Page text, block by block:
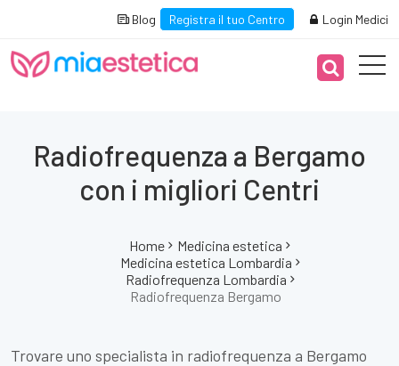
Blog Registra il tuo Centro Login Medici
Radiofrequenza a Bergamo
con i migliori Centri
Home
Medicina estetica
Medicina estetica Lombardia
Radiofrequenza Lombardia
Radiofrequenza Bergamo
Trovare uno specialista in radiofrequenza a Bergamo